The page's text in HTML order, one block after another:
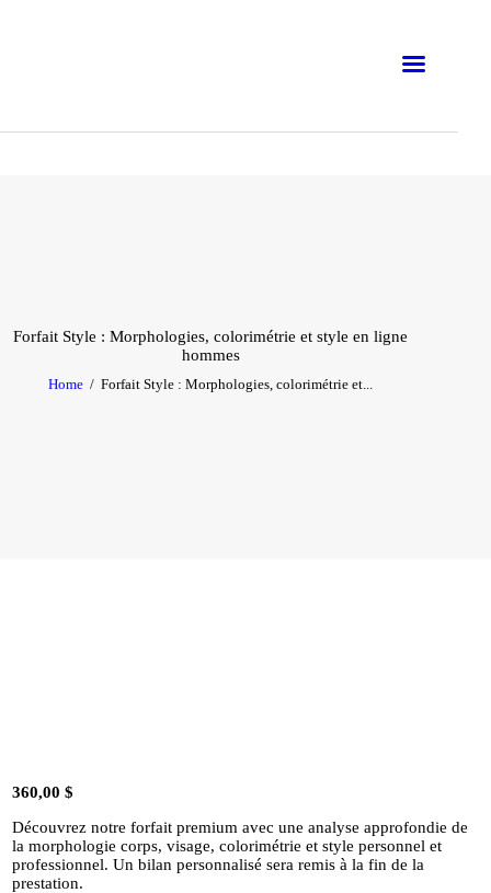
Forfait Style : Morphologies, colorimétrie et style en ligne
hommes
Home Forfait Style : Morphologies, colorimétrie et...
BLOG
E-BOOKS
360,00$
Découvrez notre forfait premium avec une analyse approfondie de
la morphologie corps, visage, colorimétrie et style personnel et
professionnel. Un bilan personnalisé sera remis à la fin de la
prestation.